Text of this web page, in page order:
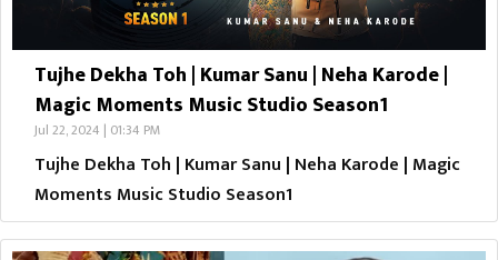
Tujhe Dekha Toh | Kumar Sanu | Neha Karode |
Magic Moments Music Studio Season1
Jul 22, 2024 | 01:34 PM
Tujhe Dekha Toh | Kumar Sanu | Neha Karode | Magic
Moments Music Studio Season1